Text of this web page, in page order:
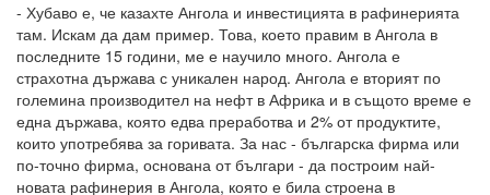
- Хубаво е, че казахте Ангола и инвестицията в рафинерията
там. Искам да дам пример. Това, което правим в Ангола в
последните 15 години, ме е научило много. Ангола е
страхотна държава с уникален народ. Ангола е вторият по
големина производител на нефт в Африка и в същото време е
една държава, която едва преработва и 2% от продуктите,
които употребява за горивата. За нас - българска фирма или
по-точно фирма, основана от българи - да построим най-
новата рафинерия в Ангола, която е била строена в